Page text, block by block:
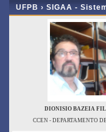
UFPB › SIGAA -
DIONISIO BAZEIA
CCEN - DEPARTAMENTO